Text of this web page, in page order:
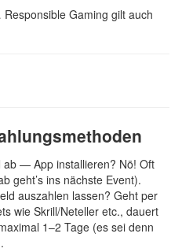
Gaming gilt auch
ab — App installieren? Nö! Oft
geht’s ins nächste Event).
auszahlen lassen? Geht per
wie Skrill/Neteller etc., dauert
1–2 Tage (es sei denn